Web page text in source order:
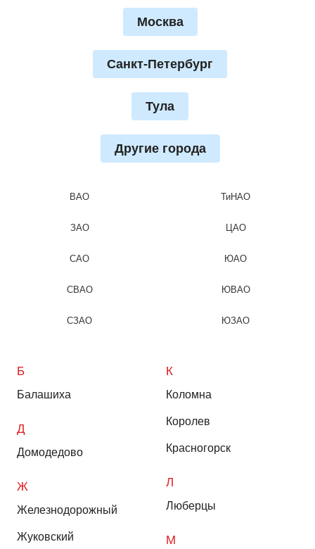
Москва
Санкт-Петербург
Тула
Другие города
ВАО
ЗАО
САО
СВАО
СЗАО
ТиНАО
ЦАО
ЮАО
ЮВАО
ЮЗАО
Б
Балашиха
Д
Домодедово
Ж
Железнодорожный
Жуковский
К
Коломна
Королев
Красногорск
Л
Люберцы
М